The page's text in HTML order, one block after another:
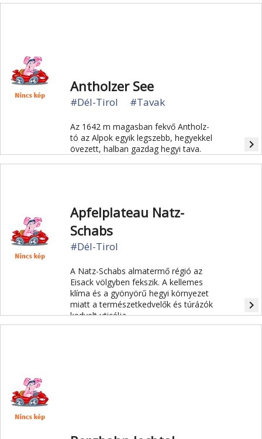
Antholzer See
#Dél-Tirol #Tavak
Az 1642 m magasban fekvő Antholz-
tó az Alpok egyik legszebb, hegyekkel
övezett, halban gazdag hegyi tava.
navigate_next
Apfelplateau Natz-
Schabs
#Dél-Tirol
A Natz-Schabs almatermő régió az
Eisack völgyben fekszik. A kellemes
klíma és a gyönyörű hegyi környezet
miatt a természetkedvelők és túrázók
kedvelt uticélja.
navigate_next